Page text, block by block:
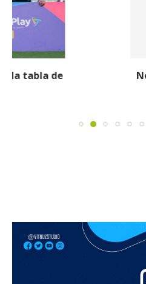
Néstor Lorenzo seguirá
Colombia tras